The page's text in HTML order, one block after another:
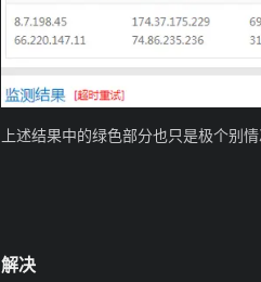
上述结果中的绿色部分也只是极个别
解决